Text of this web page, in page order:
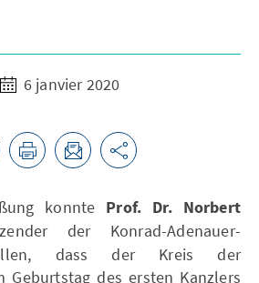
6 janvier 2020
konnte Prof. Dr. Norbert
der Konrad-Adenauer-
dass der Kreis der
Geburtstag des ersten Kanzlers